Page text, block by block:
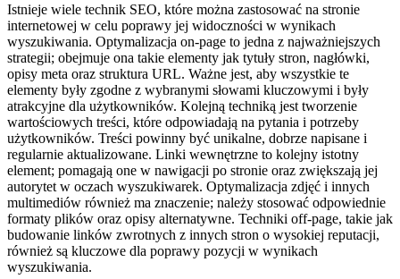
Istnieje wiele technik SEO, które można zastosować na stronie
internetowej w celu poprawy jej widoczności w wynikach
wyszukiwania. Optymalizacja on-page to jedna z najważniejszych
strategii; obejmuje ona takie elementy jak tytuły stron, nagłówki,
opisy meta oraz struktura URL. Ważne jest, aby wszystkie te
elementy były zgodne z wybranymi słowami kluczowymi i były
atrakcyjne dla użytkowników. Kolejną techniką jest tworzenie
wartościowych treści, które odpowiadają na pytania i potrzeby
użytkowników. Treści powinny być unikalne, dobrze napisane i
regularnie aktualizowane. Linki wewnętrzne to kolejny istotny
element; pomagają one w nawigacji po stronie oraz zwiększają jej
autorytet w oczach wyszukiwarek. Optymalizacja zdjęć i innych
multimediów również ma znaczenie; należy stosować odpowiednie
formaty plików oraz opisy alternatywne. Techniki off-page, takie jak
budowanie linków zwrotnych z innych stron o wysokiej reputacji,
również są kluczowe dla poprawy pozycji w wynikach
wyszukiwania.